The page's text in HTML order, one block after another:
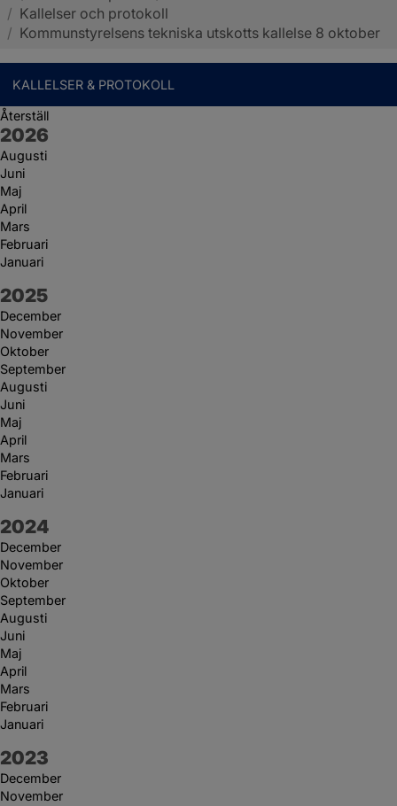
Sotenäs kommun
/ Kallelser och protokoll
/ Kommunstyrelsens tekniska utskotts kallelse 8 oktober
KALLELSER & PROTOKOLL
Återställ
År:
2026
Augusti
Juni
Maj
April
Mars
Februari
Januari
År:
2025
December
November
Oktober
September
Augusti
Juni
Maj
April
Mars
Februari
Januari
År:
2024
December
November
Oktober
September
Augusti
Juni
Maj
April
Mars
Februari
Januari
År:
2023
December
November